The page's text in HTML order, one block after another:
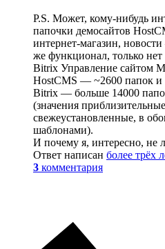
P.S. Может, кому-нибудь
папочки демосайтов
интернет-магазин,
же функционал, только нет
Bitrix Управление сайтом
HostCMS — ~2600 папок
Bitrix — больше 14000
(значения
свежеустановленные, в
шаблонами).
И почему я, интересно, не
Ответ написан более трёх
3 комментария